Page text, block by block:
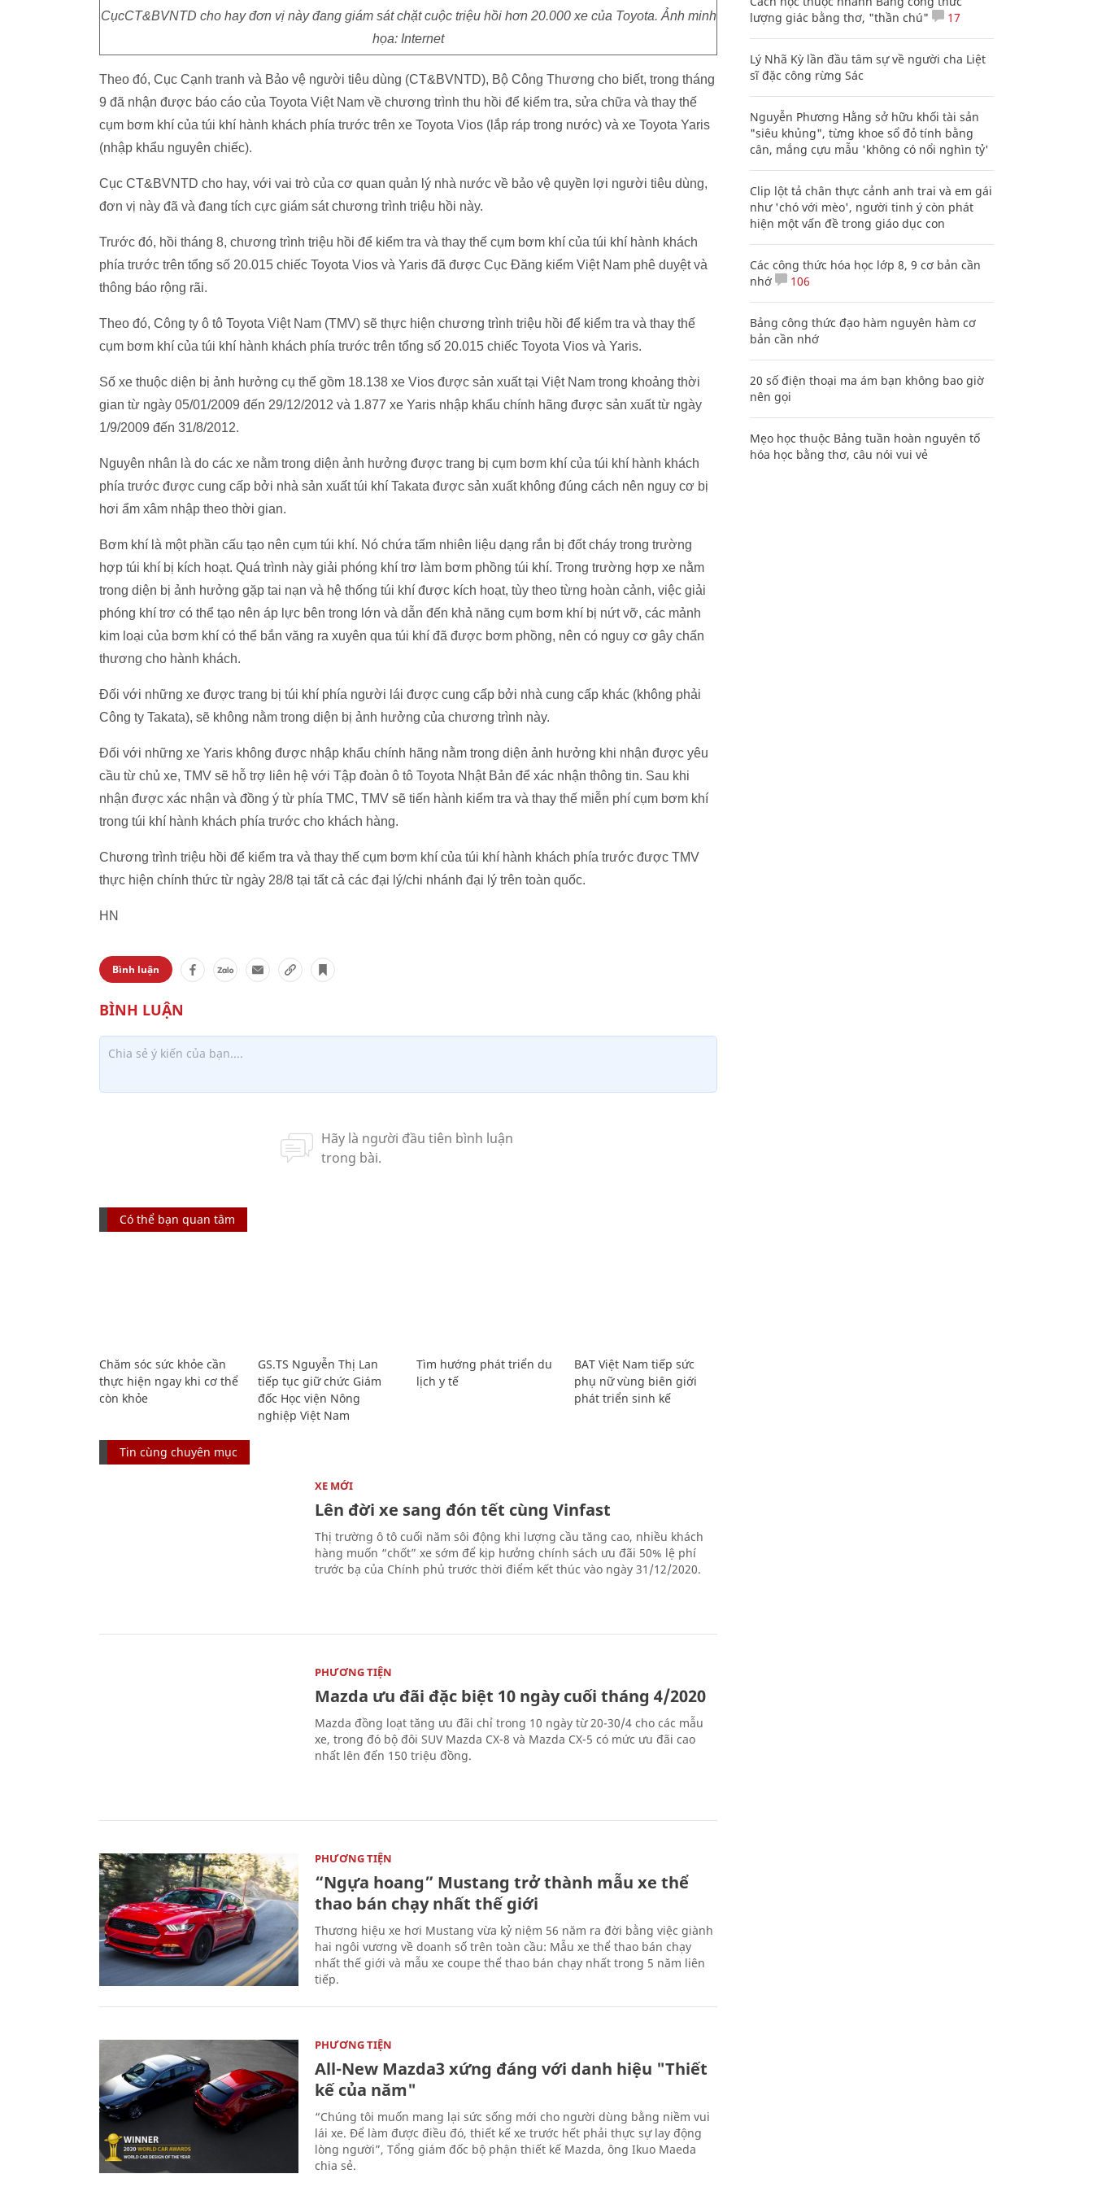
CụcCT&BVNTD cho hay đơn vị này đang giám sát chặt cuộc triệu hồi hơn 20.000 xe của Toyota. Ảnh minh
họa: Internet
Theo đó, Cục Cạnh tranh và Bảo vệ người tiêu dùng (CT&BVNTD), Bộ Công Thương cho biết, trong tháng
9 đã nhận được báo cáo của Toyota Việt Nam về chương trình thu hồi để kiểm tra, sửa chữa và thay thế
cụm bơm khí của túi khí hành khách phía trước trên xe Toyota Vios (lắp ráp trong nước) và xe Toyota Yaris
(nhập khẩu nguyên chiếc).
Cục CT&BVNTD cho hay, với vai trò của cơ quan quản lý nhà nước về bảo vệ quyền lợi người tiêu dùng,
đơn vị này đã và đang tích cực giám sát chương trình triệu hồi này.
Trước đó, hồi tháng 8, chương trình triệu hồi để kiểm tra và thay thế cụm bơm khí của túi khí hành khách
phía trước trên tổng số 20.015 chiếc Toyota Vios và Yaris đã được Cục Đăng kiểm Việt Nam phê duyệt và
thông báo rộng rãi.
Theo đó, Công ty ô tô Toyota Việt Nam (TMV) sẽ thực hiện chương trình triệu hồi để kiểm tra và thay thế
cụm bơm khí của túi khí hành khách phía trước trên tổng số 20.015 chiếc Toyota Vios và Yaris.
Số xe thuộc diện bị ảnh hưởng cụ thể gồm 18.138 xe Vios được sản xuất tại Việt Nam trong khoảng thời
gian từ ngày 05/01/2009 đến 29/12/2012 và 1.877 xe Yaris nhập khẩu chính hãng được sản xuất từ ngày
1/9/2009 đến 31/8/2012.
Nguyên nhân là do các xe nằm trong diện ảnh hưởng được trang bị cụm bơm khí của túi khí hành khách
phía trước được cung cấp bởi nhà sản xuất túi khí Takata được sản xuất không đúng cách nên nguy cơ bị
hơi ẩm xâm nhập theo thời gian.
Bơm khí là một phần cấu tạo nên cụm túi khí. Nó chứa tấm nhiên liệu dạng rắn bị đốt cháy trong trường
hợp túi khí bị kích hoạt. Quá trình này giải phóng khí trơ làm bơm phồng túi khí. Trong trường hợp xe nằm
trong diện bị ảnh hưởng gặp tai nạn và hệ thống túi khí được kích hoạt, tùy theo từng hoàn cảnh, việc giải
phóng khí trơ có thể tạo nên áp lực bên trong lớn và dẫn đến khả năng cụm bơm khí bị nứt vỡ, các mảnh
kim loại của bơm khí có thể bắn văng ra xuyên qua túi khí đã được bơm phồng, nên có nguy cơ gây chấn
thương cho hành khách.
Đối với những xe được trang bị túi khí phía người lái được cung cấp bởi nhà cung cấp khác (không phải
Công ty Takata), sẽ không nằm trong diện bị ảnh hưởng của chương trình này.
Đối với những xe Yaris không được nhập khẩu chính hãng nằm trong diện ảnh hưởng khi nhận được yêu
cầu từ chủ xe, TMV sẽ hỗ trợ liên hệ với Tập đoàn ô tô Toyota Nhật Bản để xác nhận thông tin. Sau khi
nhận được xác nhận và đồng ý từ phía TMC, TMV sẽ tiến hành kiểm tra và thay thế miễn phí cụm bơm khí
trong túi khí hành khách phía trước cho khách hàng.
Chương trình triệu hồi để kiểm tra và thay thế cụm bơm khí của túi khí hành khách phía trước được TMV
thực hiện chính thức từ ngày 28/8 tại tất cả các đại lý/chi nhánh đại lý trên toàn quốc.
HN
Bình luận
Có thể bạn quan tâm
Chăm sóc sức khỏe cần
thực hiện ngay khi cơ thể
còn khỏe
GS.TS Nguyễn Thị Lan
tiếp tục giữ chức Giám
đốc Học viện Nông
nghiệp Việt Nam
Tìm hướng phát triển du
lịch y tế
BAT Việt Nam tiếp sức
phụ nữ vùng biên giới
phát triển sinh kế
Tin cùng chuyên mục
XE MỚI
Lên đời xe sang đón tết cùng Vinfast
Thị trường ô tô cuối năm sôi động khi lượng cầu tăng cao, nhiều khách
hàng muốn “chốt” xe sớm để kịp hưởng chính sách ưu đãi 50% lệ phí
trước bạ của Chính phủ trước thời điểm kết thúc vào ngày 31/12/2020.
PHƯƠNG TIỆN
Mazda ưu đãi đặc biệt 10 ngày cuối tháng 4/2020
Mazda đồng loạt tăng ưu đãi chỉ trong 10 ngày từ 20-30/4 cho các mẫu
xe, trong đó bộ đôi SUV Mazda CX-8 và Mazda CX-5 có mức ưu đãi cao
nhất lên đến 150 triệu đồng.
PHƯƠNG TIỆN
“Ngựa hoang” Mustang trở thành mẫu xe thể
thao bán chạy nhất thế giới
Thương hiệu xe hơi Mustang vừa kỷ niệm 56 năm ra đời bằng việc giành
hai ngôi vương về doanh số trên toàn cầu: Mẫu xe thể thao bán chạy
nhất thế giới và mẫu xe coupe thể thao bán chạy nhất trong 5 năm liên
tiếp.
PHƯƠNG TIỆN
All-New Mazda3 xứng đáng với danh hiệu "Thiết
kế của năm"
“Chúng tôi muốn mang lại sức sống mới cho người dùng bằng niềm vui
lái xe. Để làm được điều đó, thiết kế xe trước hết phải thực sự lay động
lòng người”, Tổng giám đốc bộ phận thiết kế Mazda, ông Ikuo Maeda
chia sẻ.
lượng giác bằng thơ, "thần chú"
17
Lý Nhã Kỳ lần đầu tâm sự về người cha Liệt
sĩ đặc công rừng Sác
Nguyễn Phương Hằng sở hữu khối tài sản
"siêu khủng", từng khoe sổ đỏ tính bằng
cân, mắng cựu mẫu 'không có nổi nghìn tỷ'
Clip lột tả chân thực cảnh anh trai và em gái
như 'chó với mèo', người tinh ý còn phát
hiện một vấn đề trong giáo dục con
Các công thức hóa học lớp 8, 9 cơ bản cần
nhớ
106
Bảng công thức đạo hàm nguyên hàm cơ
bản cần nhớ
20 số điện thoại ma ám bạn không bao giờ
nên gọi
Mẹo học thuộc Bảng tuần hoàn nguyên tố
hóa học bằng thơ, câu nói vui vẻ